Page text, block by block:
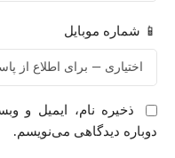
📱 شماره موبایل
ذخیره نام، ایمیل و
دوباره دیدگاهی می‌نویسم.